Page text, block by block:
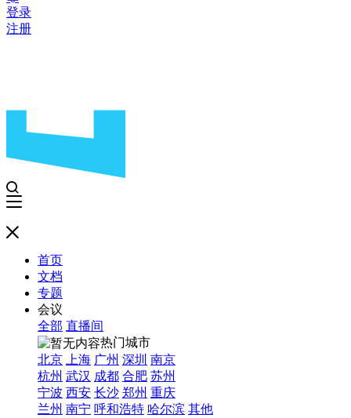
登录
注册
首页
文档
专题
会议
全部 直播间
热门城市
北京
上海 广州 深圳 南京
杭州 武汉 成都 合肥 苏州
宁波 西安 长沙 郑州 重庆
兰州 南宁 呼和浩特 哈尔滨 其他